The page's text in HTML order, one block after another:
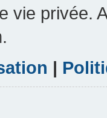
vie privée.
|